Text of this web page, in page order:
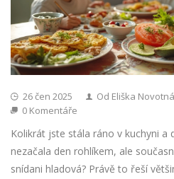
26 čen 2025 Od Eliška Novotná
0 Komentáře
Kolikrát jste stála ráno v kuchyni a
nezačala den rohlíkem, ale
snídani hladová? Právě to řeší